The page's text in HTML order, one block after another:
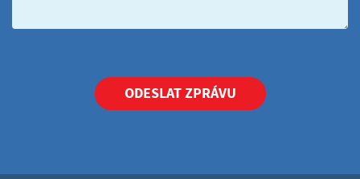
ODESLAT ZPRÁVU